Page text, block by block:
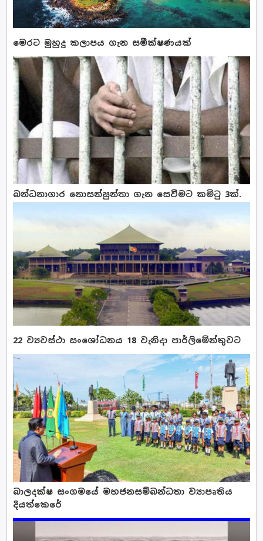
මෙරට මුහුදු කලාපය ගැන සමීක්ෂණයක්
බන්ධනාගාර නොසන්සුන්තා ගැන සෙවීමට කමිටු 3ක්.
22 ව්‍යවස්ථා සංශෝධනය 18 වැනිදා පාර්ලිමේන්තුවට
බාලදක්ෂ සංගමයේ මහජනසම්බන්ධතා ව්‍යාපෘතිය
දියත්කෙරේ